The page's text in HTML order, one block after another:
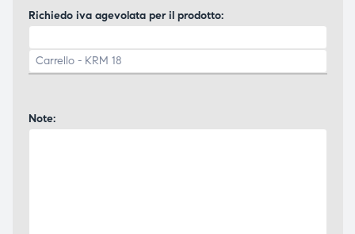
Richiedo iva agevolata per il prodotto:
Note: